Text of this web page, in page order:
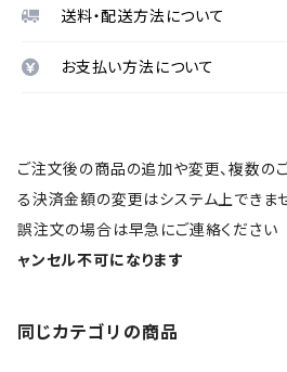
送料・配送方法について
お支払い方法について
ご注文後の商品の追加や変更、複数の
る決済金額の変更はシステム上できま
誤注文の場合は早急にご連絡ください
ャンセル不可になります
同じカテゴリの商品